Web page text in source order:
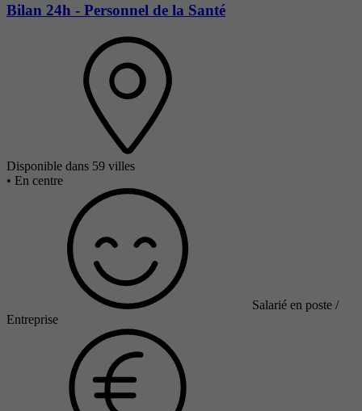
Bilan 24h - Personnel de la Santé
Disponible dans 59 villes
• En centre
Salarié en poste /
Entreprise